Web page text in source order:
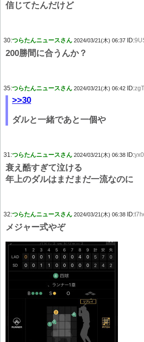
信じてたんだけど
30:つらたんニュースさん 2024/03/21(木) 06:37 ID:
200勝間に合うんか？
35:つらたんニュースさん 2024/03/21(木) 06:42 ID:
>>30
ダルと一緒であと一個や
31:つらたんニュースさん 2024/03/21(木) 06:38 ID:
衰え酷すぎて泣ける
年上のダルはまだまだ一流なのに
32:つらたんニュースさん 2024/03/21(木) 06:38 ID:
メジャー式やぞ